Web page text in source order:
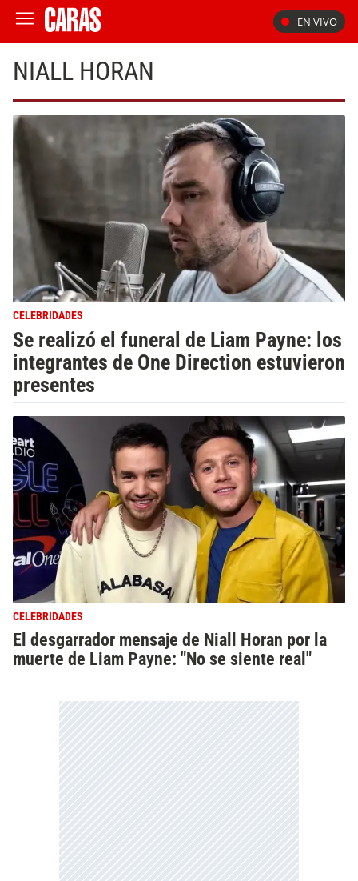
EN VIVO
NIALL HORAN
CELEBRIDADES
Se realizó el funeral de Liam Payne: los
integrantes de One Direction estuvieron
presentes
CELEBRIDADES
El desgarrador mensaje de Niall Horan por la
muerte de Liam Payne: "No se siente real"